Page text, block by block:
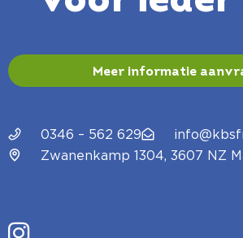
Meer informatie
0346 – 562 629
Zwanenkamp 1304, 3607 NZ